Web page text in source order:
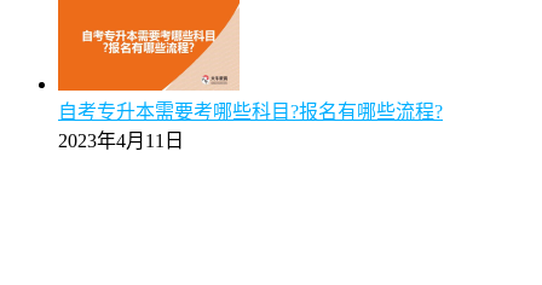
自考专升本需要考哪些科目?报名有哪些流程?
2023年4月11日